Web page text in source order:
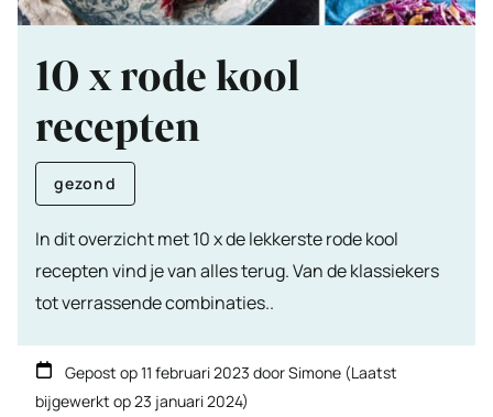
10 x rode kool
recepten
gezond
In dit overzicht met 10 x de lekkerste rode kool
recepten vind je van alles terug. Van de klassiekers
tot verrassende combinaties..
Gepost op11 februari 2023 doorSimone (Laatst
bijgewerkt op23 januari 2024)